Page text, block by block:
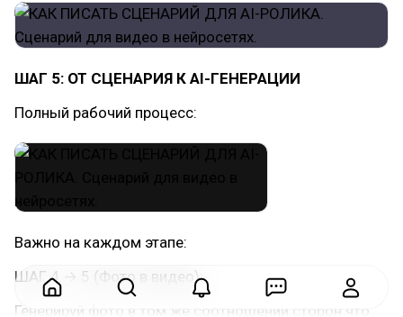
ШАГ 5: ОТ СЦЕНАРИЯ К AI-ГЕНЕРАЦИИ
Полный рабочий процесс:
Важно на каждом этапе:
ШАГ 4 → 5 (Фото в видео):
Генерируй фото в том же соотношении сторон что